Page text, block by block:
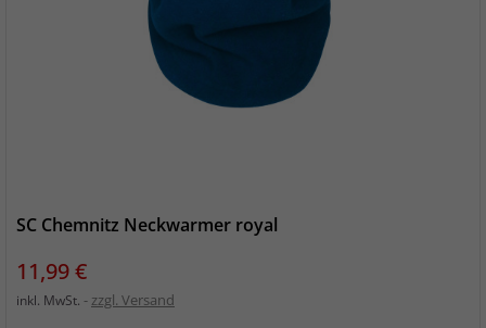
SC Chemnitz Neckwarmer royal
Preis
11,99 €
inkl. MwSt. zzgl. Versand